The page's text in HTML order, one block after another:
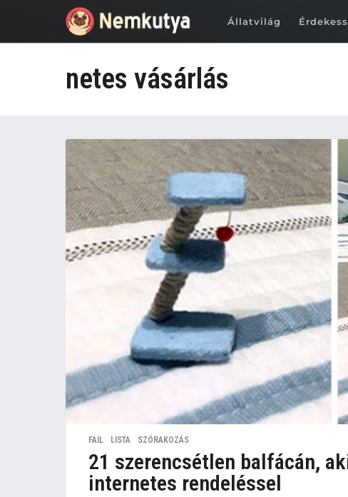
Állatvilág
netes vásárlás
FAIL ,LISTA ,SZÓRAKOZÁS
21 szerencsétlen balfácán,
internetes rendeléssel